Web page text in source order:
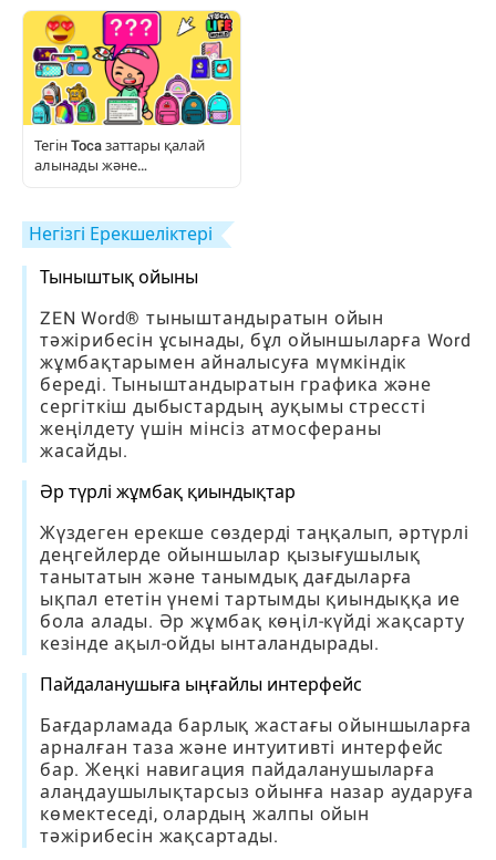
Тегін Toca заттары қалай
алынады және
толық нұсқаулық
Негізгі Ерекшеліктері
Тыныштық ойыны
ZEN Word® тыныштандыратын ойын
тәжірибесін ұсынады, бұл ойыншыларға Word
жұмбақтарымен айналысуға мүмкіндік
береді. Тыныштандыратын графика және
сергіткіш дыбыстардың ауқымы стрессті
жеңілдету үшін мінсіз атмосфераны
жасайды.
Әр түрлі жұмбақ қиындықтар
Жүздеген ерекше сөздерді таңқалып, әртүрлі
деңгейлерде ойыншылар қызығушылық
танытатын және танымдық дағдыларға
ықпал ететін үнемі тартымды қиындыққа ие
бола алады. Әр жұмбақ көңіл-күйді жақсарту
кезінде ақыл-ойды ынталандырады.
Пайдаланушыға ыңғайлы интерфейс
Бағдарламада барлық жастағы ойыншыларға
арналған таза және интуитивті интерфейс
бар. Жеңкі навигация пайдаланушыларға
алаңдаушылықтарсыз ойынға назар аударуға
көмектеседі, олардың жалпы ойын
тәжірибесін жақсартады.